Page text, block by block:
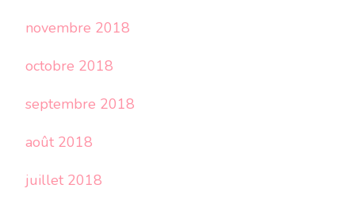
novembre 2018
octobre 2018
septembre 2018
août 2018
juillet 2018